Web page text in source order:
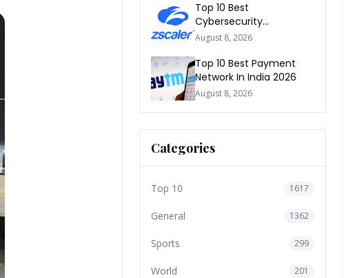
Top 10 Best
Cybersecurity
Companies In America
August 8, 2026
Top 10 Best Payment
Network In India 2026
August 8, 2026
Categories
Top 10 1617
General 1362
Sports 299
World 201